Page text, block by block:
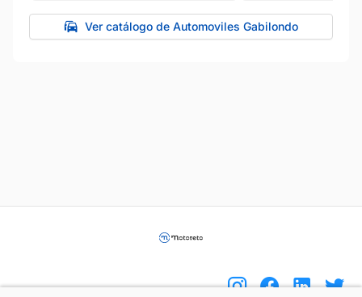
Ver catálogo de Automoviles Gabilondo